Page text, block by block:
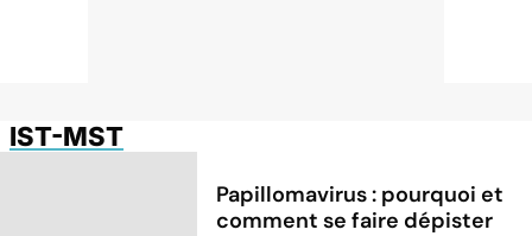
IST-MST
Papillomavirus : pourquoi et
comment se faire dépister